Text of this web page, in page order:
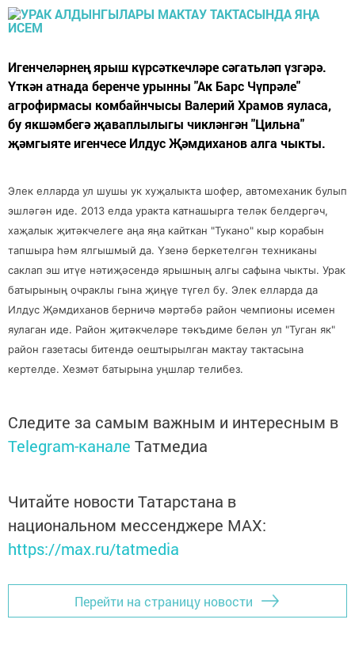
Игенчеләрнең ярыш күрсәткечләре сәгатьләп үзгәрә.
Үткән атнада беренче урынны "Ак Барс Чүпрәле"
агрофирмасы комбайнчысы Валерий Храмов яуласа,
бу якшәмбегә җаваплылыгы чикләнгән "Цильна"
җәмгыяте игенчесе Илдус Җәмдиханов алга чыкты.
Элек елларда ул шушы ук хуҗалыкта шофер, автомеханик булып
эшләгән иде. 2013 елда уракта катнашырга теләк белдергәч,
хаҗалык җитәкчелеге аңа яңа кайткан "Тукано" кыр корабын
тапшыра һәм ялгышмый да. Үзенә беркетелгән техниканы
саклап эш итүе нәтиҗәсендә ярышның алгы сафына чыкты. Урак
батырының очраклы гына җиңүе түгел бу. Элек елларда да
Илдус Җәмдиханов берничә мәртәбә район чемпионы исемен
яулаган иде. Район җитәкчеләре тәкъдиме белән ул "Туган як"
район газетасы битендә оештырылган мактау тактасына
кертелде. Хезмәт батырына уңшлар телибез.
Следите за самым важным и интересным в
Telegram-канале Татмедиа
Читайте новости Татарстана в
национальном мессенджере MАХ:
https://max.ru/tatmedia
Перейти на страницу новости